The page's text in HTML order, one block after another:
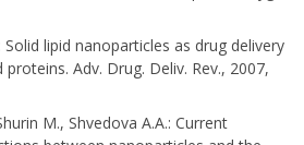
Solid lipid nanoparticles as drug delivery
Adv. Drug. Deliv. Rev., 2007,
M., Shvedova A.A.: Current